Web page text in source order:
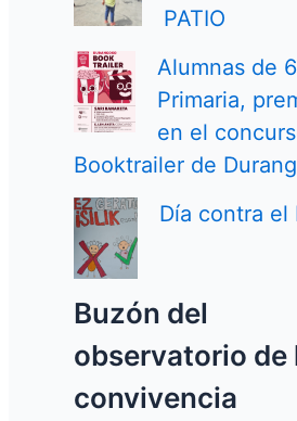
PATIO
Alumnas de
Primaria,
en el
Booktrailer de
Día contra el
Buzón del
observatorio de
convivencia